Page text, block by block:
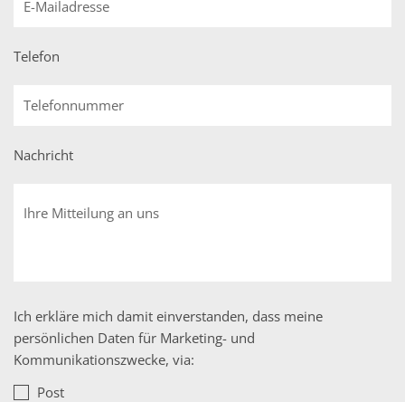
Telefon
Nachricht
Ich erkläre mich damit einverstanden, dass meine
persönlichen Daten für Marketing- und
Kommunikationszwecke, via:
Post